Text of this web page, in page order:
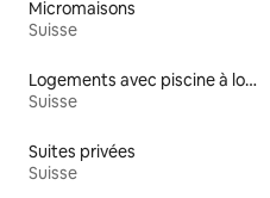
Micromaisons
Suisse
Logements avec piscine à louer
Suisse
Suites privées
Suisse